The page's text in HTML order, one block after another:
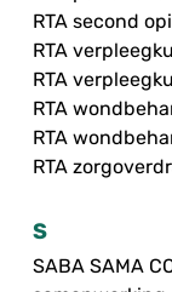
RTA second
RTA
RTA
RTA
RTA
RTA
S
SABA SAMA